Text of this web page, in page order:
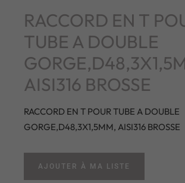
RACCORD EN T
TUBE A DOUBLE
AISI316 BROSSE
RACCORD EN T POUR TUBE A DOUBLE
GORGE,D48,3X1,5MM, AISI316 BROSSE
AJOUTER À MA LISTE